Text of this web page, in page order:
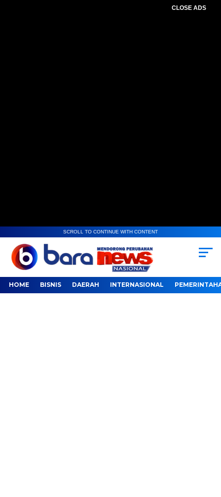
CLOSE ADS
SCROLL TO CONTINUE WITH CONTENT
HOME BISNIS DAERAH INTERNASIONAL